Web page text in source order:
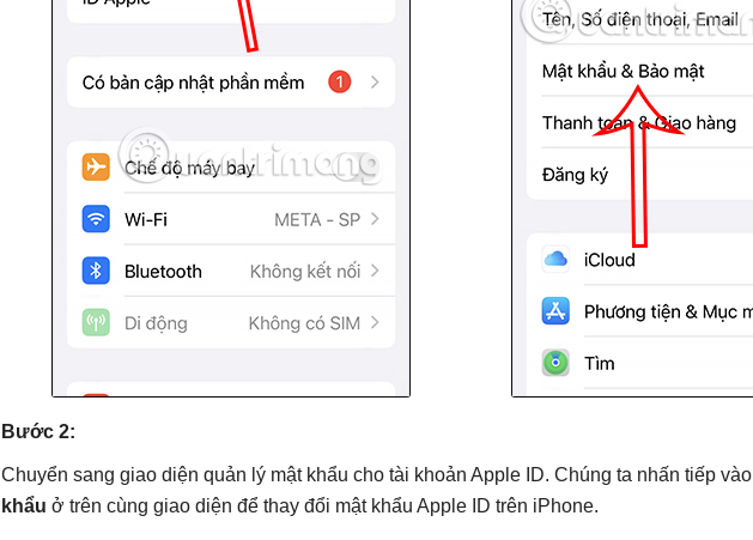
Bước 2:
Chuyển sang giao diện quản lý mật khẩu cho tài khoản Apple ID. Chúng ta nhấn tiếp vào
khẩu ở trên cùng giao diện để thay đổi mật khẩu Apple ID trên iPhone.